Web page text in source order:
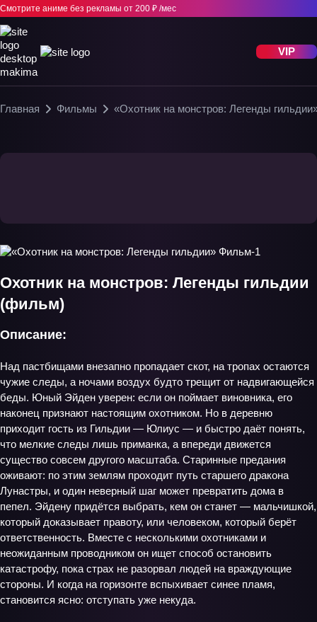
Смотрите аниме без рекламы от 200 ₽ /мес
VIP
Главная Фильмы «Охотник на монстров: Легенды
Охотник на монстров: Легенды гильдии
(фильм)
Описание:
Над пастбищами внезапно пропадает скот, на тропах остаются
чужие следы, а ночами воздух будто трещит от надвигающейся
беды. Юный Эйден уверен: если он поймает виновника, его
наконец признают настоящим охотником. Но в деревню
приходит гость из Гильдии — Юлиус — и быстро даёт понять,
что мелкие следы лишь приманка, а впереди движется
существо совсем другого масштаба. Старинные предания
оживают: по этим землям проходит путь старшего дракона
Лунастры, и один неверный шаг может превратить дома в
пепел. Эйдену придётся выбрать, кем он станет — мальчишкой,
который доказывает правоту, или человеком, который берёт
ответственность. Вместе с несколькими охотниками и
неожиданным проводником он ищет способ остановить
катастрофу, пока страх не разорвал людей на враждующие
стороны. И когда на горизонте вспыхивает синее пламя,
становится ясно: отступать уже некуда.